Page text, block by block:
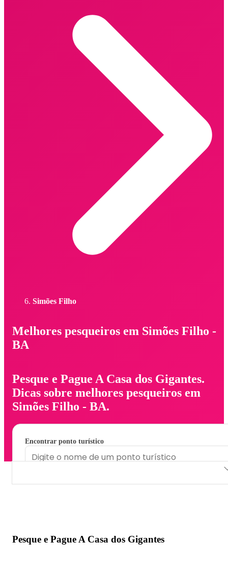
Simões Filho
Melhores pesqueiros em Simões Filho -
BA
Pesque e Pague A Casa dos Gigantes.
Dicas sobre melhores pesqueiros em
Simões Filho - BA.
Encontrar ponto turístico
Pesque e Pague A Casa dos Gigantes